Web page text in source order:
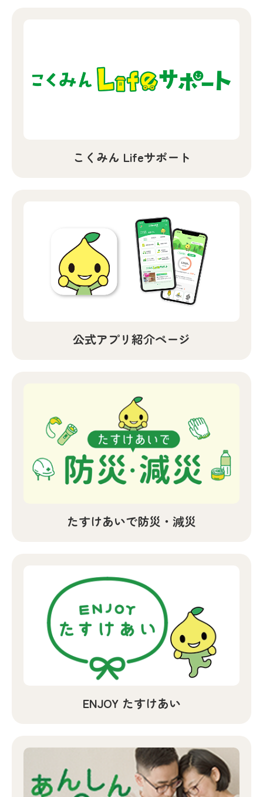
こくみん Lifeサポート
公式アプリ紹介ページ
たすけあいで防災・減災
ENJOY たすけあい